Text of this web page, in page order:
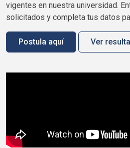
vigentes en nuestra universidad.
solicitados y completa tus datos
Postula aquí Ver